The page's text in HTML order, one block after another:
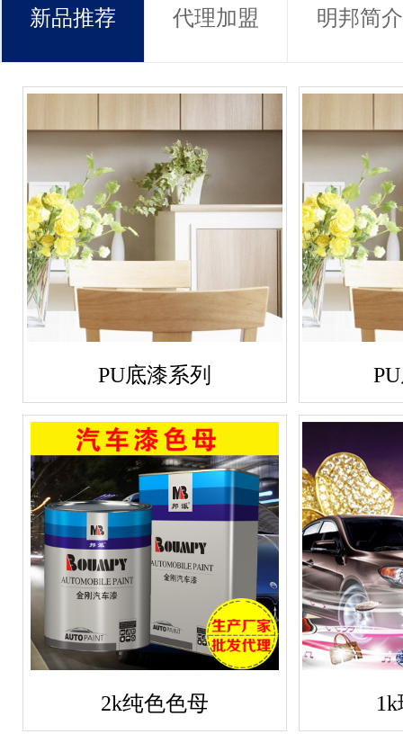
新品推荐 代理加盟 明邦简介
PU底漆系列
2k纯色色母